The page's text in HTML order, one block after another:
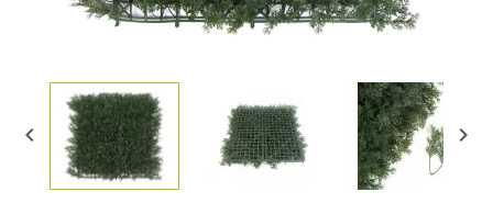
 